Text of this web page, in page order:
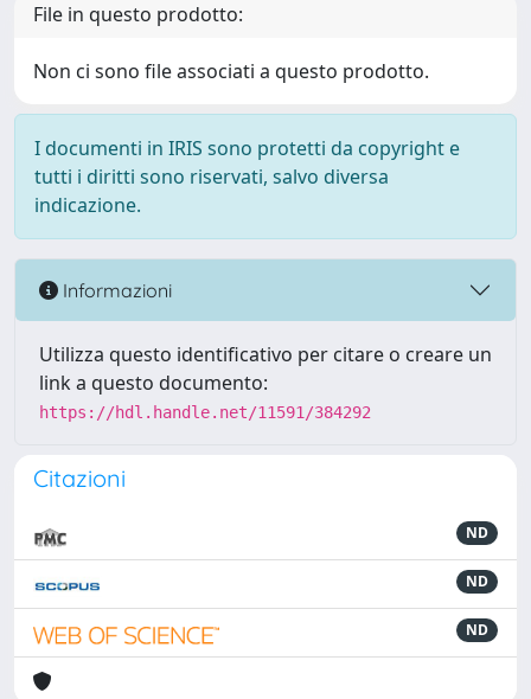
File in questo prodotto:
Non ci sono file associati a questo prodotto.
I documenti in IRIS sono protetti da copyright e
tutti i diritti sono riservati, salvo diversa
indicazione.
Informazioni
Utilizza questo identificativo per citare o creare un
link a questo documento:
https://hdl.handle.net/11591/384292
Citazioni
ND
ND
ND